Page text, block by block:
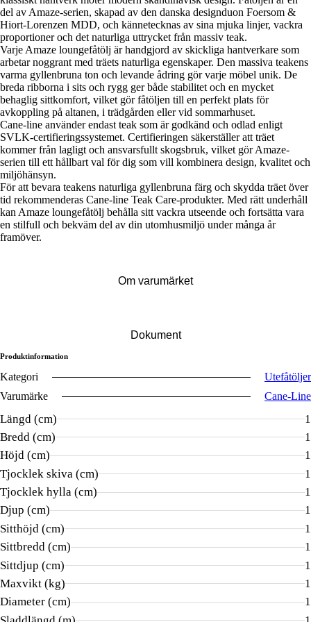
Om varumärket
Dokument
del av Amaze-serien, skapad av den danska designduon Foersom &
Hiort-Lorenzen MDD, och kännetecknas av sina mjuka linjer, vackra
proportioner och det naturliga uttrycket från massiv teak.
Varje Amaze loungefåtölj är handgjord av skickliga hantverkare som
arbetar noggrant med träets naturliga egenskaper. Den massiva teakens
varma gyllenbruna ton och levande ådring gör varje möbel unik. De
breda ribborna i sits och rygg ger både stabilitet och en mycket
behaglig sittkomfort, vilket gör fåtöljen till en perfekt plats för
avkoppling på altanen, i trädgården eller vid sommarhuset.
Cane-line använder endast teak som är godkänd och odlad enligt
SVLK-certifieringssystemet. Certifieringen säkerställer att träet
kommer från lagligt och ansvarsfullt skogsbruk, vilket gör Amaze-
serien till ett hållbart val för dig som vill kombinera design, kvalitet och
miljöhänsyn.
För att bevara teakens naturliga gyllenbruna färg och skydda träet över
tid rekommenderas Cane-line Teak Care-produkter. Med rätt underhåll
kan Amaze loungefåtölj behålla sitt vackra utseende och fortsätta vara
en stilfull och bekväm del av din utomhusmiljö under många år
framöver.
Produktinformation
Kategori
Utefåtöljer
Varumärke
Cane-Line
Längd (cm)
1
Bredd (cm)
1
Höjd (cm)
1
Tjocklek skiva (cm)
1
Tjocklek hylla (cm)
1
Djup (cm)
1
Sitthöjd (cm)
1
Sittbredd (cm)
1
Sittdjup (cm)
1
Maxvikt (kg)
1
Diameter (cm)
1